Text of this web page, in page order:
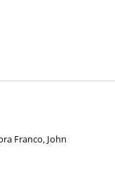
Franco, John